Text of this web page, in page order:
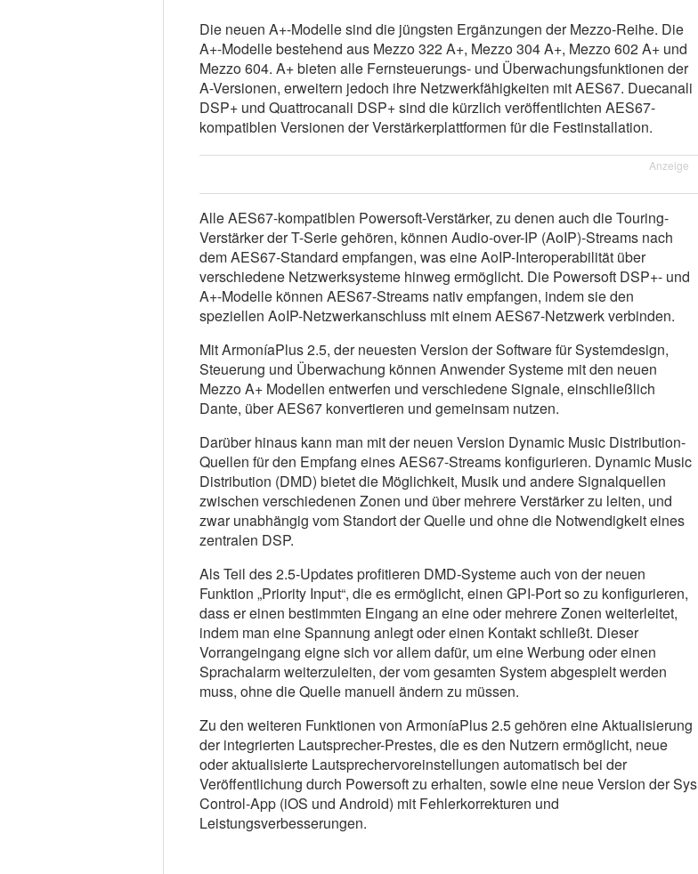
Die neuen A+-Modelle sind die jüngsten Ergänzungen der Mezzo-Reihe. Die
A+-Modelle bestehend aus Mezzo 322 A+, Mezzo 304 A+, Mezzo 602 A+ und
Mezzo 604. A+ bieten alle Fernsteuerungs- und Überwachungsfunktionen der
A-Versionen, erweitern jedoch ihre Netzwerkfähigkeiten mit AES67. Duecanali
DSP+ und Quattrocanali DSP+ sind die kürzlich veröffentlichten AES67-
kompatiblen Versionen der Verstärkerplattformen für die Festinstallation.
Anzeige
Alle AES67-kompatiblen Powersoft-Verstärker, zu denen auch die Touring-
Verstärker der T-Serie gehören, können Audio-over-IP (AoIP)-Streams nach
dem AES67-Standard empfangen, was eine AoIP-Interoperabilität über
verschiedene Netzwerksysteme hinweg ermöglicht. Die Powersoft DSP+- und
A+-Modelle können AES67-Streams nativ empfangen, indem sie den
speziellen AoIP-Netzwerkanschluss mit einem AES67-Netzwerk verbinden.
Mit ArmoníaPlus 2.5, der neuesten Version der Software für Systemdesign,
Steuerung und Überwachung können Anwender Systeme mit den neuen
Mezzo A+ Modellen entwerfen und verschiedene Signale, einschließlich
Dante, über AES67 konvertieren und gemeinsam nutzen.
Darüber hinaus kann man mit der neuen Version Dynamic Music Distribution-
Quellen für den Empfang eines AES67-Streams konfigurieren. Dynamic Music
Distribution (DMD) bietet die Möglichkeit, Musik und andere Signalquellen
zwischen verschiedenen Zonen und über mehrere Verstärker zu leiten, und
zwar unabhängig vom Standort der Quelle und ohne die Notwendigkeit eines
zentralen DSP.
Als Teil des 2.5-Updates profitieren DMD-Systeme auch von der neuen
Funktion „Priority Input“, die es ermöglicht, einen GPI-Port so zu konfigurieren,
dass er einen bestimmten Eingang an eine oder mehrere Zonen weiterleitet,
indem man eine Spannung anlegt oder einen Kontakt schließt. Dieser
Vorrangeingang eigne sich vor allem dafür, um eine Werbung oder einen
Sprachalarm weiterzuleiten, der vom gesamten System abgespielt werden
muss, ohne die Quelle manuell ändern zu müssen.
Zu den weiteren Funktionen von ArmoníaPlus 2.5 gehören eine Aktualisierung
der integrierten Lautsprecher-Prestes, die es den Nutzern ermöglicht, neue
oder aktualisierte Lautsprechervoreinstellungen automatisch bei der
Veröffentlichung durch Powersoft zu erhalten, sowie eine neue Version der Sys
Control-App (iOS und Android) mit Fehlerkorrekturen und
Leistungsverbesserungen.